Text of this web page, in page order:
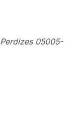
05005-